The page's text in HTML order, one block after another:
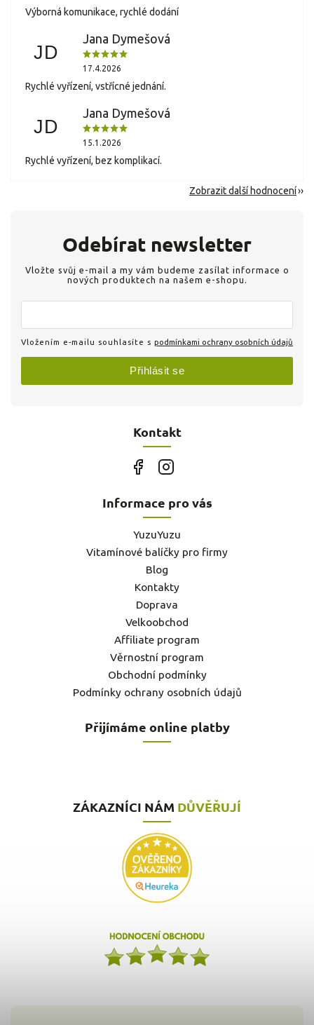
Výborná komunikace, rychlé dodání
JD
Jana Dymešová
17.4.2026
Rychlé vyřízení, vstřícné jednání.
JD
Jana Dymešová
15.1.2026
Rychlé vyřízení, bez komplikací.
Zobrazit další hodnocení
Kontakt
Odebírat newsletter
Vložte svůj e-mail a my vám budeme zasílat informace o
nových produktech na našem e-shopu.
Vložením e-mailu souhlasíte s podmínkami ochrany osobních údajů
Přihlásit se
Informace pro vás
YuzuYuzu
Vitamínové balíčky pro firmy
Blog
Kontakty
Doprava
Velkoobchod
Affiliate program
Věrnostní program
Obchodní podmínky
Podmínky ochrany osobních údajů
Přijímáme online platby
ZÁKAZNÍCI NÁM DŮVĚŘUJÍ